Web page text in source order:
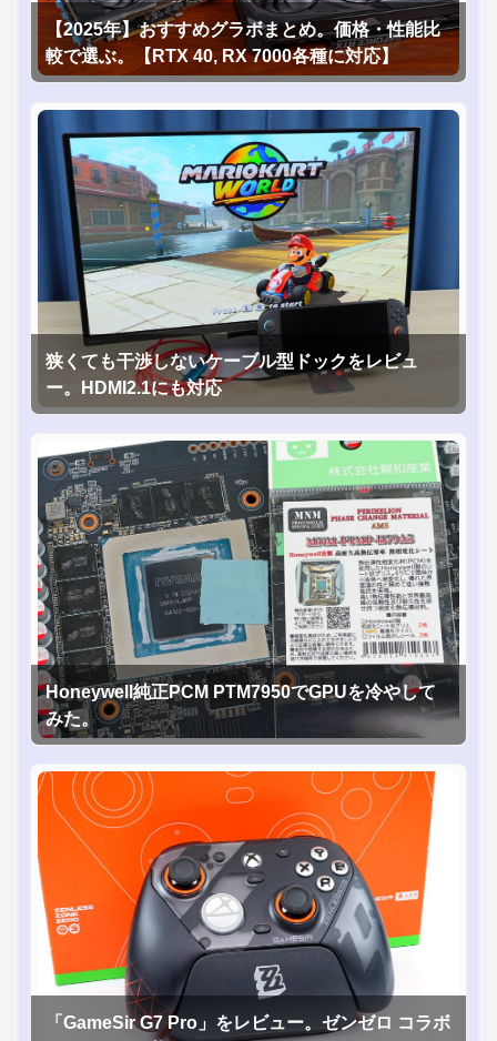
【2025年】おすすめグラボまとめ。価格・性能比
較で選ぶ。【RTX 40, RX 7000各種に対応】
狭くても干渉しないケーブル型ドックをレビュ
ー。HDMI2.1にも対応
Honeywell純正PCM PTM7950でGPUを冷やして
みた。
「GameSir G7 Pro」をレビュー。ゼンゼロ コラボ